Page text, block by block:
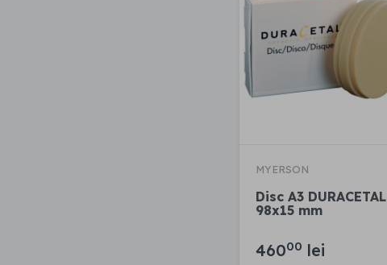
MYERSON
Disc A3 DURACETAL
98x15 mm
46000 lei